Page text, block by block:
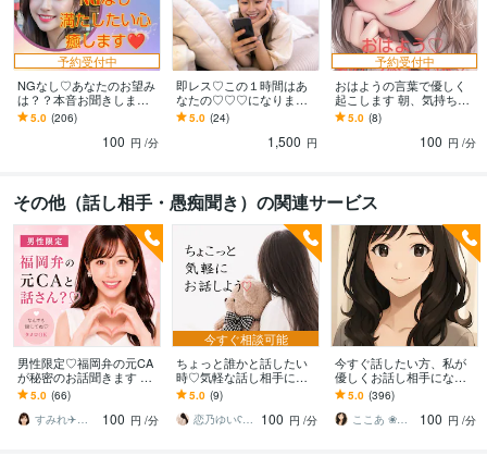
予約受付中
NGなし♡あなたのお望み
は？？本音お聞きします
癒やしボイスで耳、心を
満足♡雑談/愚痴/秘密/相
5.0 (206)
100 円 /分
即レス♡この１時間はあ
なたの♡♡♡になります
NGなし♡彼女/なりきりチ
ャット/シチュエーション/
5.0 (24)
1,500 円
予約受付中
おはようの言葉で優しく
起こします 朝、気持ちよ
く起きて１日のモチベー
ションを上げましょう♪
5.0 (8)
100 円 /分
その他（話し相手・愚痴聞き）の関連サービス
男性限定♡福岡弁の元CA
が秘密のお話聞きます 雑
談・趣味・恋愛・性の悩
みなど…な〜んでも聞く
けんね！
5.0 (66)
すみれ✈️福岡弁の元CA
100 円 /分
今すぐ相談可能
ちょっと誰かと話したい
時♡気軽な話し相手にな
ります はじめての方も安
心♡1分から優しくお話を
お聴きします♡
5.0 (9)
恋乃ゆいʕᵔᴥᵔʔ♡
100 円 /分
今すぐ話したい方、私が
優しくお話し相手になり
ます あなたの心にそっと
寄り添う時間を届けます
5.0 (396)
ここあ ❀ぽかぽか相談室❀
100 円 /分